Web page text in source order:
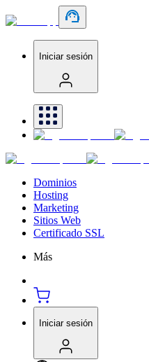
Iniciar sesión
Dominios
Hosting
Marketing
Sitios Web
Certificado SSL
Más
Iniciar sesión